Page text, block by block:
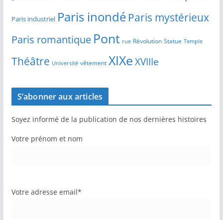
Paris industriel Paris inondé Paris mystérieux
Paris romantique Pont rue Révolution Statue Temple
Théâtre Université vêtement XIXeXVIIIe
S’abonner aux articles
Soyez informé de la publication de nos dernières histoires
Votre prénom et nom
Votre adresse email*